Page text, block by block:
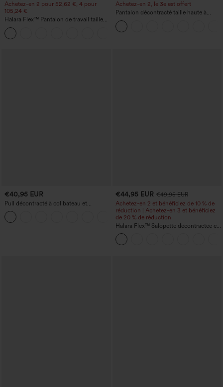
Achetez-en 2 pour 52,62 €, 4 pour
105,24 €
Halara Flex™ Pantalon de travail taille
haute sculptant la silhouette, gainant la
taille, avec poches, jambe large en
micro-gaufre
Achetez-en 2, le 3e est offert
Pantalon décontracté taille haute à
cordon, coupe large en mélange de lin,
avec poches
€40,95 EUR
Pull décontracté à col bateau et
manches chauve-souris
+1
€44,95 EUR €49,95 EUR
Achetez-en 2 et bénéficiez de 10 % de
réduction | Achetez-en 3 et bénéficiez
de 20 % de réduction
Halara Flex™ Salopette décontractée en
denim lavé à encolure en V avec poche